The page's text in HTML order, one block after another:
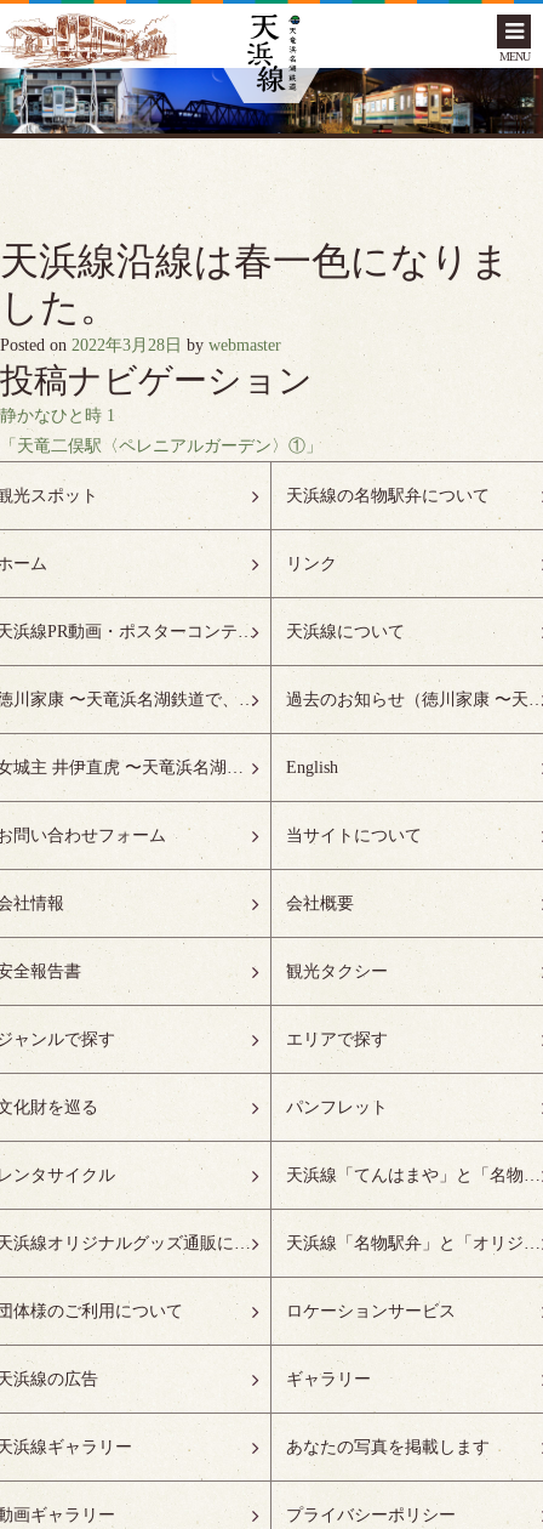
MENU
天浜線沿線は春一色になりま
した。
Posted on 2022年3月28日 by webmaster
投稿ナビゲーション
静かなひと時 1
「天竜二俣駅〈ペレニアルガーデン〉①」
光スポット 天浜線の名物駅弁について
ーム リンク
天浜線PR動画・ポスターコンテスト受賞作品特設ページ 天浜線について
徳川家康 〜天竜浜名湖鉄道で、徳川ゆかりの地へ！〜 過去のお知らせ（徳川家康 〜天竜浜名湖鉄道で、
女城主 井伊直虎 〜天竜浜名湖鉄道で、井の国へ！〜 English
問い合わせフォーム 当サイトについて
社情報 会社概要
全報告書 観光タクシー
ャンルで探す エリアで探す
化財を巡る パンフレット
ンタサイクル 天浜線「てんはまや」と「名物駅弁」について
天浜線オリジナルグッズ通販について 天浜線「名物駅弁」と「オリジナルグッズ」
体様のご利用について ロケーションサービス
浜線の広告 ギャラリー
浜線ギャラリー あなたの写真を掲載します
画ギャラリー プライバシーポリシー